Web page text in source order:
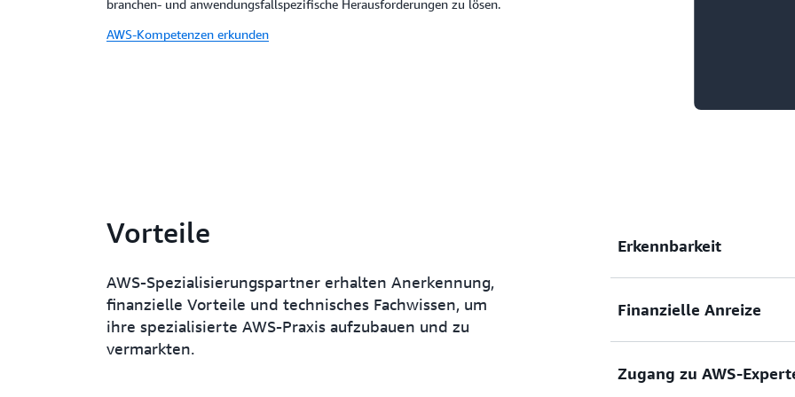
branchen- und anwendungsfallspezifische Herausforderungen zu lösen.
AWS-Kompetenzen erkunden
Vorteile
AWS-Spezialisierungspartner erhalten Anerkennung,
finanzielle Vorteile und technisches Fachwissen, um
ihre spezialisierte AWS-Praxis aufzubauen und zu
vermarkten.
Erkennbarkeit
Verbessern Sie Ihre
AWS-Vertriebsteams.
Finanzielle Anreize
Nutzen Sie Mittel zur
Zugang zu AWS-